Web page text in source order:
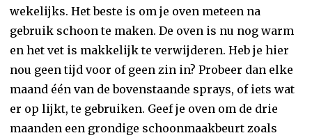
wekelijks. Het beste is om je oven meteen na
gebruik schoon te maken. De oven is nu nog warm
en het vet is makkelijk te verwijderen. Heb je hier
nou geen tijd voor of geen zin in? Probeer dan elke
maand één van de bovenstaande sprays, of iets wat
er op lijkt, te gebruiken. Geef je oven om de drie
maanden een grondige schoonmaakbeurt zoals